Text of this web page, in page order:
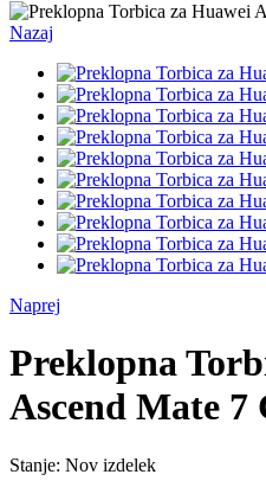
Nazaj
Naprej
Preklopna
Ascend Mate
Stanje: Nov izdelek